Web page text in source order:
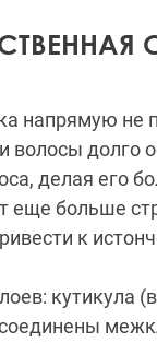
напрямую
волосы
делая его
еще больше
к
кутикула